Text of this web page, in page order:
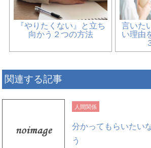
『やりたくない』と立ち
向かう２つの方法
言いた
い理由
関連する記事
人間関係
分かってもらいたい
う